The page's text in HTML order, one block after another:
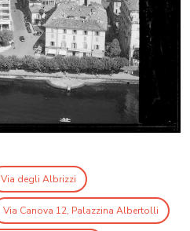
Via degli Albrizzi
Via Canova 12, Palazzina Albertolli